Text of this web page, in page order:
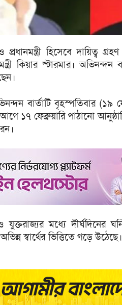
প্রধানমন্ত্রী হিসেবে দায়িত্ব
কিয়ার স্টারমার।
বার্তাটি বৃহস্পতিবার
১৭ ফেব্রুয়ারি পাঠানো
যুক্তরাজ্যর মধ্যে দীর্ঘদিনের
স্বার্থের ভিত্তিতে গড়ে